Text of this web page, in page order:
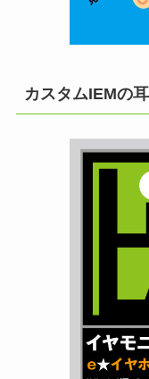
カスタムIEMの